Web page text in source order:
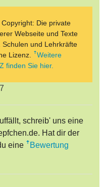
Die private
Webseite und Texte
Schulen und Lehrkräfte
Lizenz.
Weitere
finden Sie hier.
schreib' uns eine
Hat dir der
eine
Bewertung